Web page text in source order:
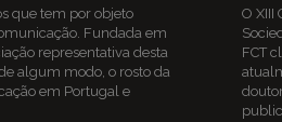
que tem por objeto
Fundada em
representativa desta
algum modo, o rosto da
em Portugal e
O XIII
FCT